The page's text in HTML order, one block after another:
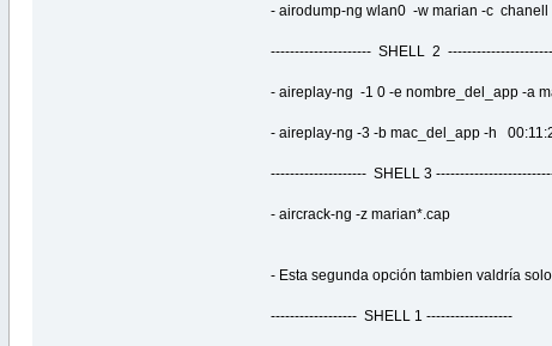
- airodump-ng wlan0 -w marian -c chanell
--------------------- SHELL 2
- aireplay-ng -1 0 -e nombre_del_app -a
- aireplay-ng -3 -b mac_del_app -h
-------------------- SHELL 3
- aircrack-ng -z marian*.cap
- Esta segunda opción tambien valdría
------------------ SHELL 1 ------------------